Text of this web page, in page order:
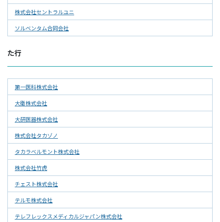
株式会社セントラルユニ
ソルベンタム合同会社
た行
第一医科株式会社
大衛株式会社
大研医器株式会社
株式会社タカゾノ
タカラベルモント株式会社
株式会社竹虎
チェスト株式会社
テルモ株式会社
テレフレックスメディカルジャパン株式会社